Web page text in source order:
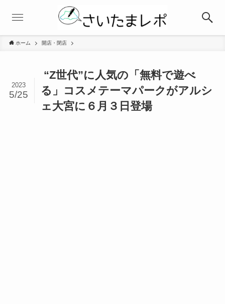
ホーム 開店・閉店
“Z世代”に人気の「無料で遊べ
る」コスメテーマパークがアルシ
ェ大宮に６月３日登場
2023
5/25